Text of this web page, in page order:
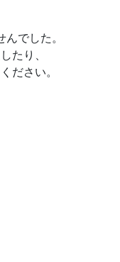
でした。
たり、
ださい。